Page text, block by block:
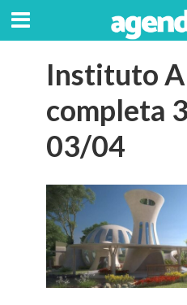
Instituto
completa
03/04